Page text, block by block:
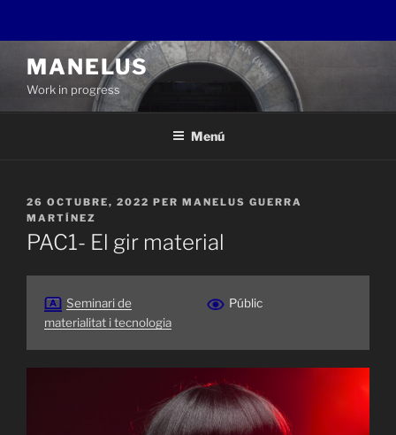
contingut
MANELUS
Work in progress
Menú
PUBLICAT
A
26 OCTUBRE, 2022 PER MANELUS GUERRA
MARTÍNEZ
PAC1- El gir material
Seminari de
materialitat i tecnologia
Públic